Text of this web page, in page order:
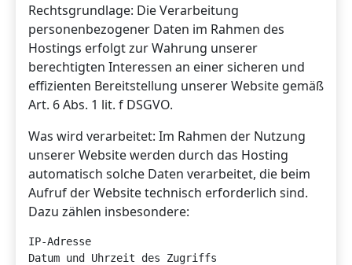
Rechtsgrundlage: Die Verarbeitung
personenbezogener Daten im Rahmen des
Hostings erfolgt zur Wahrung unserer
berechtigten Interessen an einer sicheren und
effizienten Bereitstellung unserer Website gemäß
Art. 6 Abs. 1 lit. f DSGVO.
Was wird verarbeitet: Im Rahmen der Nutzung
unserer Website werden durch das Hosting
automatisch solche Daten verarbeitet, die beim
Aufruf der Website technisch erforderlich sind.
Dazu zählen insbesondere:
IP-Adresse
Datum und Uhrzeit des Zugriffs